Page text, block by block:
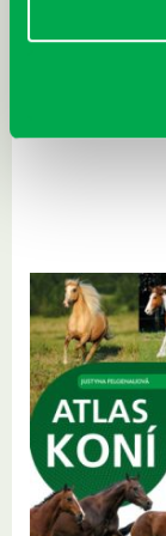
Rudź, Przemyslaw: